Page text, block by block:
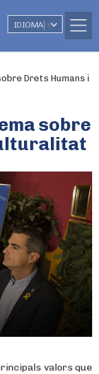
IDIOMA ▼
Drets Humans i
sobre
valors que